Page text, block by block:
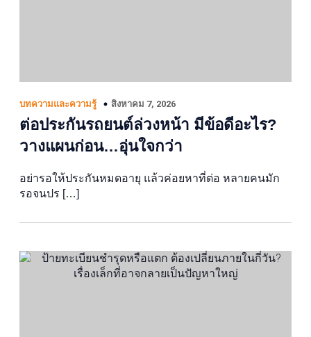
บทความและความรู้ สิงหาคม 7, 2026
ต่อประกันรถยนต์ล่วงหน้า มีข้อดีอะไร?
วางแผนก่อน…อุ่นใจกว่า
อย่ารอให้ประกันหมดอายุ แล้วค่อยหาที่ต่อ หลายคนมัก
รอจนปร […]